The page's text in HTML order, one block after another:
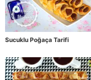
Sucuklu Poğaça Tarifi